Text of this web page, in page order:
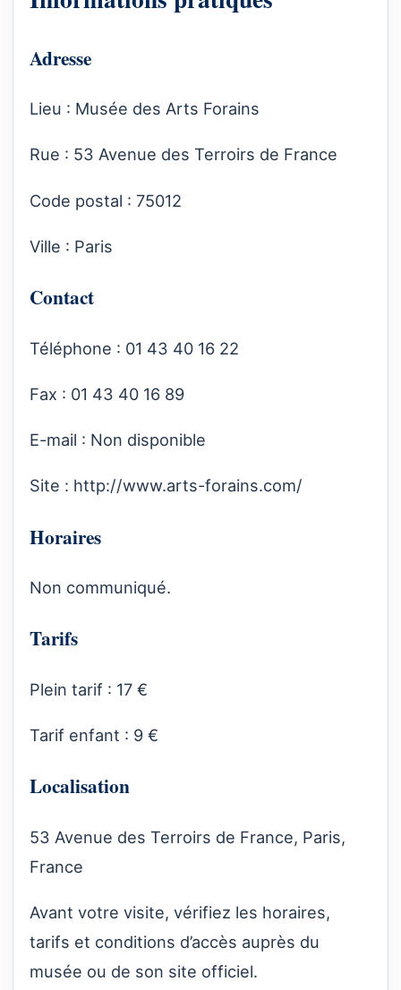
Adresse
Lieu : Musée des Arts Forains
Rue : 53 Avenue des Terroirs de France
Code postal : 75012
Ville : Paris
Contact
Téléphone : 01 43 40 16 22
Fax : 01 43 40 16 89
E-mail : Non disponible
Site : http://www.arts-forains.com/
Horaires
Non communiqué.
Tarifs
Plein tarif : 17 €
Tarif enfant : 9 €
Localisation
53 Avenue des Terroirs de France, Paris,
France
Avant votre visite, vérifiez les horaires,
tarifs et conditions d’accès auprès du
musée ou de son site officiel.